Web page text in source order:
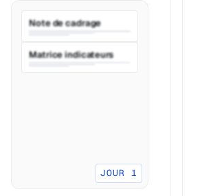
Note de cadrage
Matrice indicateurs
JOUR 1